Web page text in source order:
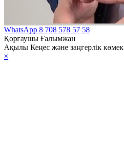
WhatsApp 8 708 578 57 58
Қорғаушы Ғалымжан
Ақылы Кеңес және заңгерлік көмек
×